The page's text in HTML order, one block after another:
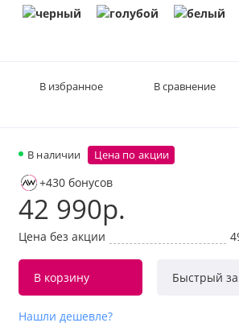
В наличии Цена по акции
+430 бонусов
42 990р.
Цена без акции
В корзину Быстрый
Нашли дешевле?
В избранное В сравнение